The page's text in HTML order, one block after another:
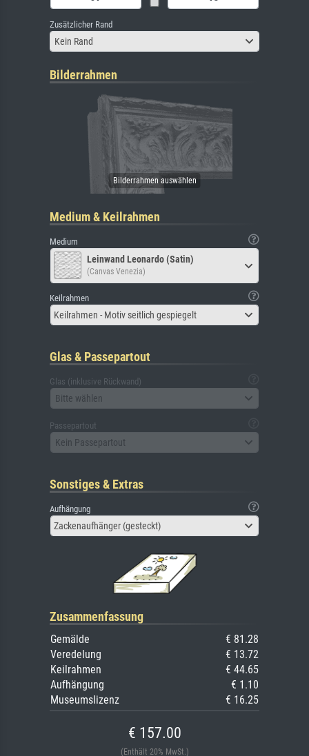
Zusätzlicher Rand
Kein Rand
Bilderrahmen
Medium & Keilrahmen
Medium
Leinwand Leonardo (Satin)
(Canvas Venezia)
Keilrahmen
Keilrahmen - Motiv seitlich gespiegelt
Glas & Passepartout
Glas (inklusive Rückwand)
Bitte wählen
Passepartout
Kein Passepartout
Sonstiges & Extras
Aufhängung
Zackenaufhänger (gesteckt)
Zusammenfassung
Gemälde
€ 81.28
Veredelung
€ 13.72
Keilrahmen
€ 44.65
Aufhängung
€ 1.10
Museumslizenz
€ 16.25
€ 157.00
(Enthält 20% MwSt.)